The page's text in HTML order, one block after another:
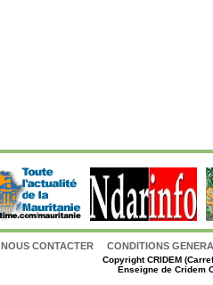
NOUS CONTACTER CONDITIONS
CopyrightCRIDEM
Enseigne de Cridem